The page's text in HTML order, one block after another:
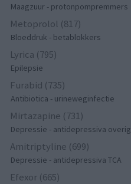
Maagzuur - protonpompremmers
Metoprolol (817)
Bloeddruk - betablokkers
Lyrica (795)
Epilepsie
Furabid (735)
Antibiotica - urineweginfectie
Mirtazapine (731)
Depressie - antidepressiva overig
Amitriptyline (699)
Depressie - antidepressiva TCA
Efexor (665)